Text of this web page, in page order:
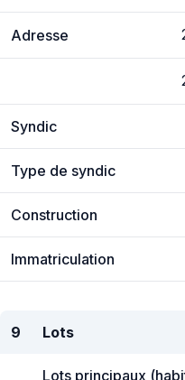
Adresse
Syndic
Type de syndic
Construction
Immatriculation
9 Lots
Lots principaux